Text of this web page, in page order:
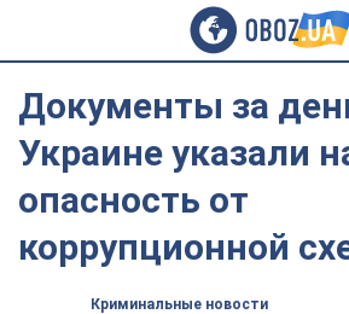
Документы за
Украине указали
опасность от
коррупционной
Криминальные новости